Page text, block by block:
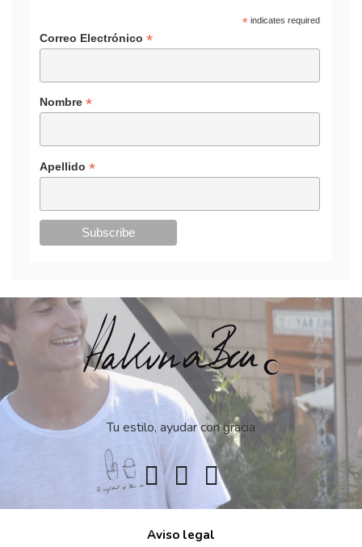
* indicates required
Correo Electrónico *
Nombre *
Apellido *
Tu estilo, ayudar con gracia
Aviso legal